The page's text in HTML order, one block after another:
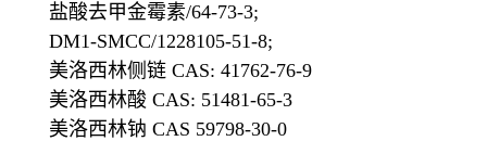
盐酸去甲金霉素/64-73-3;
DM1-SMCC/1228105-51-8;
美洛西林侧链 CAS: 41762-76-9
美洛西林酸 CAS: 51481-65-3
美洛西林钠 CAS 59798-30-0